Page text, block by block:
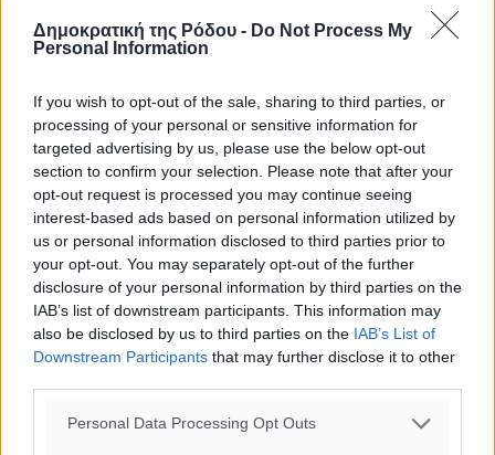
Δημοκρατική της Ρόδου - Do Not Process My
Personal Information
If you wish to opt-out of the sale, sharing to third parties, or
processing of your personal or sensitive information for
targeted advertising by us, please use the below opt-out
section to confirm your selection. Please note that after your
opt-out request is processed you may continue seeing
interest-based ads based on personal information utilized by
us or personal information disclosed to third parties prior to
your opt-out. You may separately opt-out of the further
disclosure of your personal information by third parties on the
IAB’s list of downstream participants. This information may
also be disclosed by us to third parties on the IAB’s List of
Downstream Participants that may further disclose it to other
Personal Data Processing Opt Outs
αναμέτρηση Ολυμπιακός Β’- Διαγόρας
Ανακοινώθηκε από τη διοργανώτρια αρχή του
πρόγραμμα της 6ης αγωνιστικής των play off και play out
του 2ου ομίλου (Νότιου) με τα ...
17.04.24, 15:41